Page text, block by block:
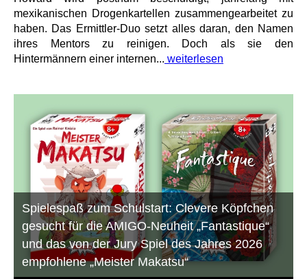
mexikanischen Drogenkartellen zusammengearbeitet zu
haben. Das Ermittler-Duo setzt alles daran, den Namen
ihres Mentors zu reinigen. Doch als sie den
Hintermännern einer internen... weiterlesen
Spielespaß zum Schulstart: Clevere Köpfchen
gesucht für die AMIGO-Neuheit „Fantastique“
und das von der Jury Spiel des Jahres 2026
empfohlene „Meister Makatsu“